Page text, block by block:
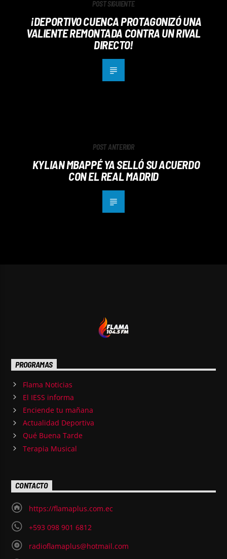
POST SIGUIENTE
¡DEPORTIVO CUENCA PROTAGONIZÓ UNA
VALIENTE REMONTADA CONTRA UN RIVAL
DIRECTO!
POST ANTERIOR
KYLIAN MBAPPÉ YA SELLÓ SU ACUERDO
CON EL REAL MADRID
PROGRAMAS
Flama Noticias
El IESS informa
Enciende tu mañana
Actualidad Deportiva
Qué Buena Tarde
Terapia Musical
CONTACTO
https://flamaplus.com.ec
+593 098 901 6812
radioflamaplus@hotmail.com